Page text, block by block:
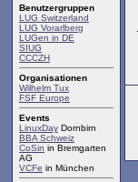
Benutzergruppen
LUG Switzerland
LUG Vorarlberg
LUGen in DE
SIUG
CCCZH
Organisationen
Wilhelm Tux
FSF Europe
Events
LinuxDay Dornbirn
BBA Schweiz
CoSin in Bremgarten
AG
VCFe in München